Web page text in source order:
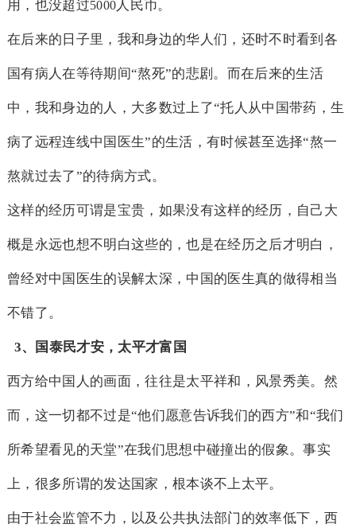
用，也没超过5000人民币。
在后来的日子里，我和身边的华人们，还时不时看到各
国有病人在等待期间“熬死”的悲剧。而在后来的生活
中，我和身边的人，大多数过上了“托人从中国带药，生
病了远程连线中国医生”的生活，有时候甚至选择“熬一
熬就过去了”的待病方式。
这样的经历可谓是宝贵，如果没有这样的经历，自己大
概是永远也想不明白这些的，也是在经历之后才明白，
曾经对中国医生的误解太深，中国的医生真的做得相当
不错了。
3、国泰民才安，太平才富国
西方给中国人的画面，往往是太平祥和，风景秀美。然
而，这一切都不过是“他们愿意告诉我们的西方”和“我们
所希望看见的天堂”在我们思想中碰撞出的假象。事实
上，很多所谓的发达国家，根本谈不上太平。
由于社会监管不力，以及公共执法部门的效率低下，西